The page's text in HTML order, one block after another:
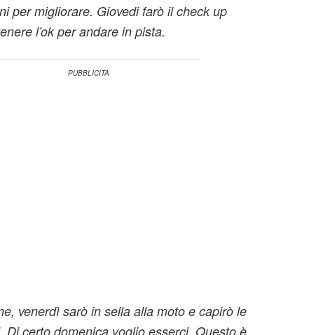
per migliorare. Giovedi farò il check up
l’ok per andare in pista.
venerdì sarò in sella alla moto e capirò le
Di certo domenica voglio esserci. Questo è